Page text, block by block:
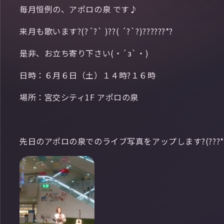
毎月恒例の、アポロの泉 です♪
来月も歌います?(?´?` )??( ´?`?)??????*?
是非、お立ち寄り下さい(・´з`・)
日時：６月６日（土）１４時?１６時
場所：宮交シティ1F アポロの泉
先日のアポロの泉でのライブ写真をアップします